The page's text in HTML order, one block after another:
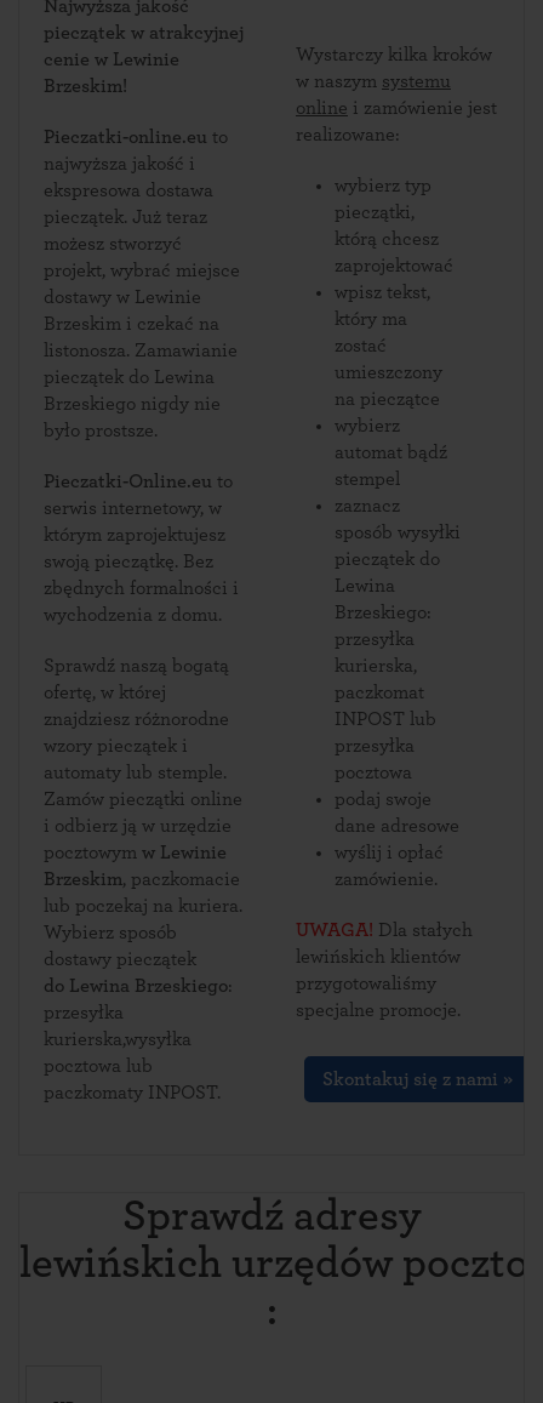
Najwyższa jakość
pieczątek w atrakcyjnej
cenie w Lewinie
Brzeskim!
Pieczatki-online.eu to
najwyższa jakość i
ekspresowa dostawa
pieczątek. Już teraz
możesz stworzyć
projekt, wybrać miejsce
dostawy w Lewinie
Brzeskim i czekać na
listonosza. Zamawianie
pieczątek do Lewina
Brzeskiego nigdy nie
było prostsze.
Pieczatki-Online.eu
serwis internetowy, w
którym zaprojektujesz
swoją pieczątkę. Bez
zbędnych formalności i
wychodzenia z domu.
Sprawdź naszą bogatą
ofertę, w której
znajdziesz różnorodne
wzory pieczątek i
automaty lub stemple.
Zamów pieczątki online
i odbierz ją w urzędzie
pocztowym w Lewinie
Brzeskim, paczkomacie
lub poczekaj na kuriera.
Wybierz sposób
dostawy pieczątek
do Lewina Brzeskiego:
przesyłka
kurierska,wysyłka
pocztowa lub
paczkomaty INPOST.
Wystarczy kilka kroków
w naszym systemu
online i zamówienie jest
realizowane:
wybierz typ
pieczątki,
którą chcesz
zaprojektować
wpisz tekst,
który ma
zostać
umieszczony
na pieczątce
wybierz
automat bądź
stempel
zaznacz
sposób wysyłki
pieczątek do
Lewina
Brzeskiego:
przesyłka
kurierska,
paczkomat
INPOST lub
przesyłka
pocztowa
podaj swoje
dane adresowe
wyślij i opłać
zamówienie.
UWAGA! Dla stałych
lewińskich klientów
przygotowaliśmy
specjalne promocje.
Skontakuj się z nami »
Sprawdź adresy
lewińskich urzędów
: